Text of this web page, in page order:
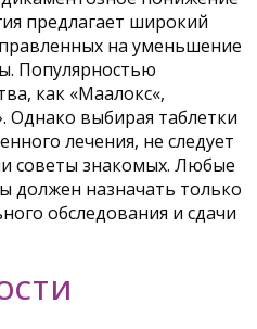
предлагает широкий
на уменьшение
Популярностью
как «Маалокс«,
Однако выбирая таблетки
лечения, не следует
советы знакомых. Любые
должен назначать только
обследования и сдачи